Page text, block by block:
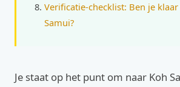
Verificatie-checklist: Ben je
Samui?
Je staat op het punt om naar Koh